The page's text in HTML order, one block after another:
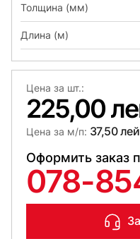
Толщина (мм)
Длина (м)
Цена за шт.:
225,00
Цена за м/п: 37,50 лей
Оформить заказ
078-